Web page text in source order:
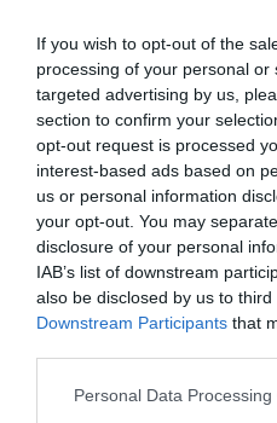
If you wish to opt-out of the
processing of your personal
targeted advertising by us,
section to confirm your
opt-out request is processed
interest-based ads based on
us or personal information
your opt-out. You may
disclosure of your personal
IAB’s list of downstream
also be disclosed by us to
Downstream Participants that
Please note that this website/
Personal Data
της αποτελεί μια